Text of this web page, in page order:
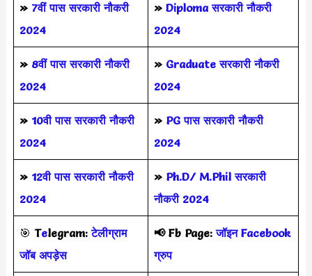
» 7वीं पास सरकारी नौकरी
2024
» Diploma सरकारी नौकरी
2024
» 8वीं पास सरकारी नौकरी
2024
» Graduate सरकारी नौकरी
2024
» 10वी पास सरकारी नौकरी
2024
» PG पास सरकारी नौकरी
2024
» 12वी पास सरकारी नौकरी
2024
» Ph.D/ M.Phil सरकारी
नौकरी 2024
🎯 Telegram: टेलीग्राम
जॉब अपड़ेस
📢 Fb Page:जॉइन Facebook
ग्रुप